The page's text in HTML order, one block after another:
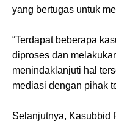
yang bertugas untuk
“Terdapat beberapa
diproses dan
menindaklanjuti hal
mediasi dengan pihak
Selanjutnya, Kasubbid